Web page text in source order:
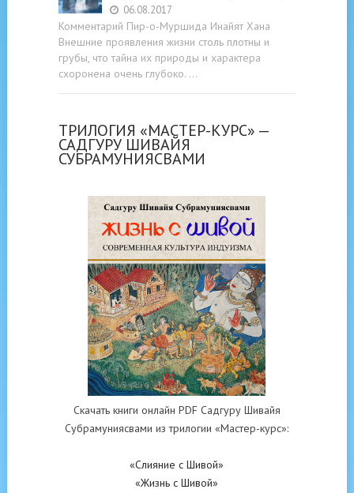
06.08.2017
Комментарий Пир-о-Муршида Инайят Хана
Внешние проявления жизни столь плотны и
грубы, что тайна их природы и характера
схоронена очень глубоко. …
ТРИЛОГИЯ «МАСТЕР-КУРС» —
САДГУРУ ШИВАЙЯ
СУБРАМУНИЯСВАМИ
Скачать книги онлайн PDF Садгуру Шивайя
Субрамуниясвами из трилогии «Мастер-курс»:
«Слияние с Шивой»
«Жизнь с Шивой»